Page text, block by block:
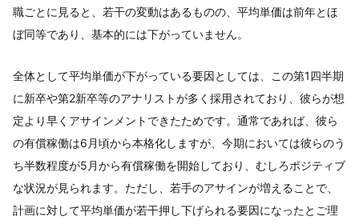
職ごとに見ると、若干の変動はあるものの、平均単価は前年とほ
ぼ同等であり、基本的には下がっていません。
全体として平均単価が下がっている要因としては、この第1四半期
に新卒や第2新卒等のアナリストが多く採用されており、彼らが想
定より早くアサインメントできたためです。通常であれば、彼ら
の有償稼働は6月頃から本格化しますが、今期においては彼らのう
ち半数程度が5月から有償稼働を開始しており、むしろポジティブ
な状況が見られます。ただし、若手のアサインが増えることで、
計画に対して平均単価が若干押し下げられる要因になったとご理